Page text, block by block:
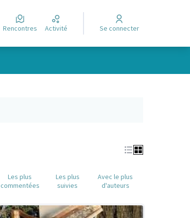
Rencontres Activité Se connecter
Les plus
commentées
Les plus
suivies
Avec le plus
d'auteurs